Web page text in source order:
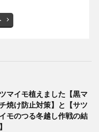
マイモ植えました【黒マ
焼け防止対策】と【サツ
モのつる冬越し作戦の結